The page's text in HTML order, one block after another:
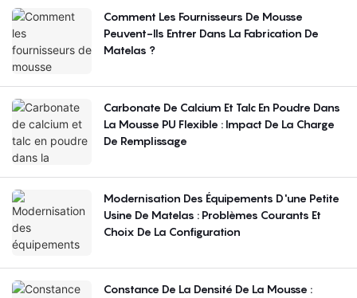
Comment Les Fournisseurs De Mousse
Peuvent-Ils Entrer Dans La Fabrication De
Matelas ?
Carbonate De Calcium Et Talc En Poudre Dans
La Mousse PU Flexible : Impact De La Charge
De Remplissage
Modernisation Des Équipements D'une Petite
Usine De Matelas : Problèmes Courants Et
Choix De La Configuration
Constance De La Densité De La Mousse :